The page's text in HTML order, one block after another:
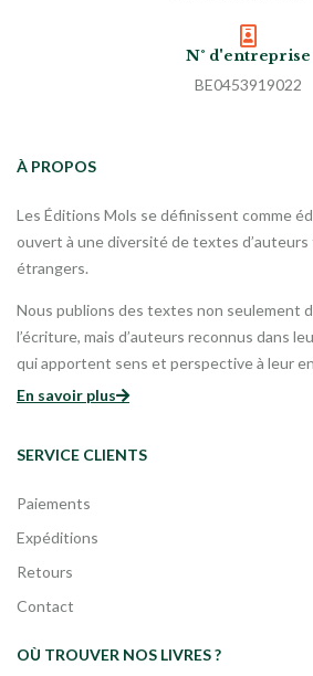
N° d'entreprise
BE0453919022
À PROPOS
Les Éditions Mols se définissent comme
ouvert à une diversité de textes
étrangers.
Nous publions des textes non seulement
l’écriture, mais d’auteurs reconnus dans
qui apportent sens et perspective à leur
En savoir plus
SERVICE CLIENTS
Paiements
Expéditions
Retours
Contact
OÙ TROUVER NOS LIVRES ?